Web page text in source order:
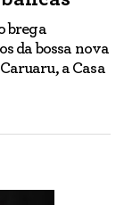
brega
da bossa nova
a Casa